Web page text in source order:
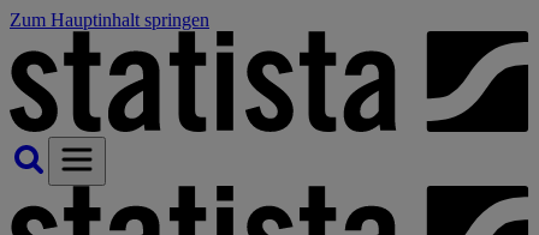
Zum Hauptinhalt springen